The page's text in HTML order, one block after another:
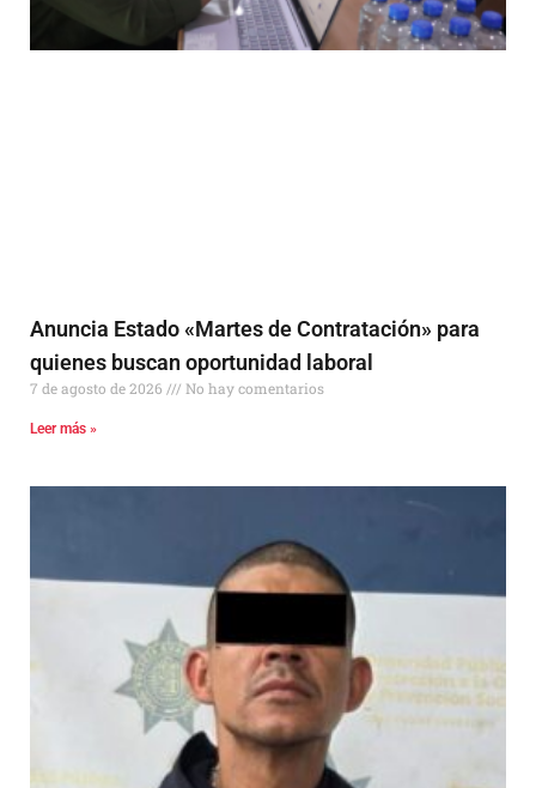
Anuncia Estado «Martes de Contratación» para
quienes buscan oportunidad laboral
7 de agosto de 2026 No hay comentarios
Leer más »